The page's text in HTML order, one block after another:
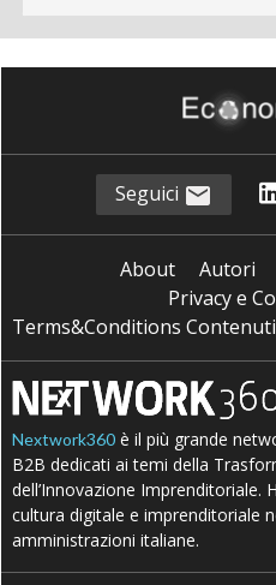
Seguici
About Autori
Privacy e
Terms&Conditions
Nextwork360 è il più grande
B2B dedicati ai temi della
dell’Innovazione Imprenditoriale.
cultura digitale e imprenditoriale
amministrazioni italiane.